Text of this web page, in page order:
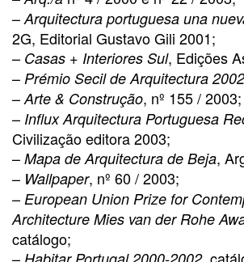
– Arquitectura portuguesa una
2G, Editorial Gustavo Gili 2001;
– Casas + Interiores Sul, Edições
– Prémio Secil de Arquitectura 2002
– Arte & Construção, nº 155 / 2003;
– Influx Arquitectura Portuguesa
Civilização editora 2003;
– Mapa de Arquitectura de Beja,
– Wallpaper, nº 60 / 2003;
– European Union Prize for
Architecture Mies van der Rohe
catálogo;